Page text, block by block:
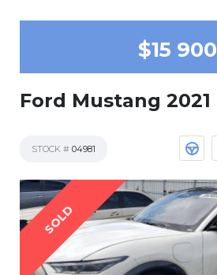
$15 900
Ford Mustang 2021
STOCK # 04981
SOLD